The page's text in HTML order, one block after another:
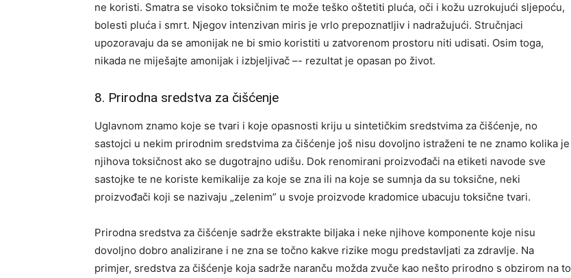
ne koristi. Smatra se visoko toksičnim te može teško oštetiti pluća, oči i kožu uzrokujući sljepoću,
bolesti pluća i smrt. Njegov intenzivan miris je vrlo prepoznatljiv i nadražujući. Stručnjaci
upozoravaju da se amonijak ne bi smio koristiti u zatvorenom prostoru niti udisati. Osim toga,
nikada ne miješajte amonijak i izbjeljivač –- rezultat je opasan po život.
8. Prirodna sredstva za čišćenje
Uglavnom znamo koje se tvari i koje opasnosti kriju u sintetičkim sredstvima za čišćenje, no
sastojci u nekim prirodnim sredstvima za čišćenje još nisu dovoljno istraženi te ne znamo kolika je
njihova toksičnost ako se dugotrajno udišu. Dok renomirani proizvođači na etiketi navode sve
sastojke te ne koriste kemikalije za koje se zna ili na koje se sumnja da su toksične, neki
proizvođači koji se nazivaju „zelenim” u svoje proizvode kradomice ubacuju toksične tvari.
Prirodna sredstva za čišćenje sadrže ekstrakte biljaka i neke njihove komponente koje nisu
dovoljno dobro analizirane i ne zna se točno kakve rizike mogu predstavljati za zdravlje. Na
primjer, sredstva za čišćenje koja sadrže naranču možda zvuče kao nešto prirodno s obzirom na to